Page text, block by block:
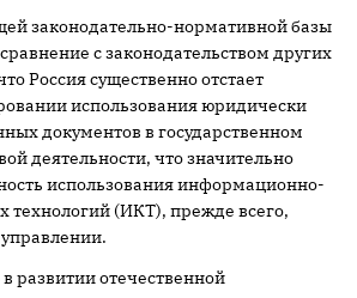
законодательно-нормативной базы
с законодательством других
Россия существенно отстает
использования юридически
документов в государственном
деятельности, что значительно
использования информационно-
(ИКТ), прежде всего,
развитии отечественной